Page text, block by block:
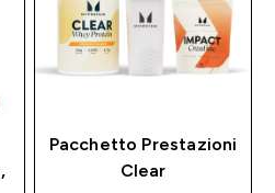
Pacchetto Prestazioni
Clear